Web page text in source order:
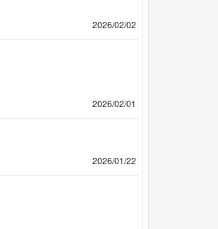
2026/02/02
2026/02/01
2026/01/22